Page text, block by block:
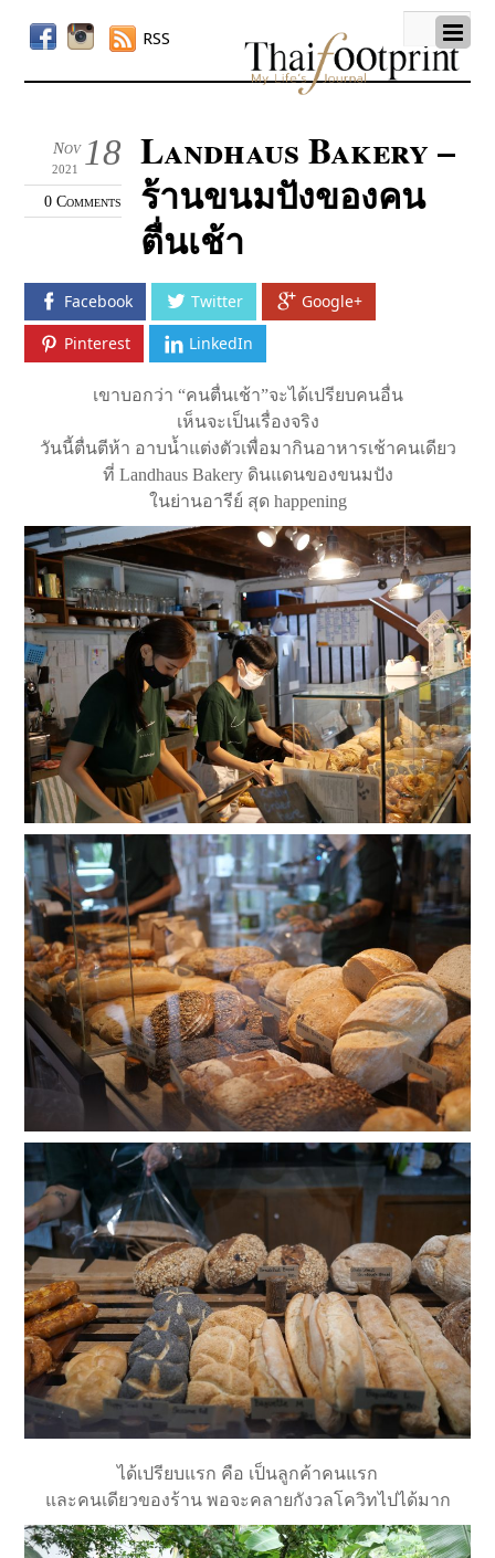
RSS
18
Nov
2021
0 Comments
Landhaus Bakery –
ร้านขนมปังของคน
ตื่นเช้า
Facebook Twitter Google+
Pinterest LinkedIn
เขาบอกว่า “คนตื่นเช้า”จะได้เปรียบคนอื่น
เห็นจะเป็นเรื่องจริง
วันนี้ตื่นตีห้า อาบน้ำแต่งตัวเพื่อมากินอาหารเช้าคนเดียว
ที่ Landhaus Bakery ดินแดนของขนมปัง
ในย่านอารีย์ สุด happening
ได้เปรียบแรก คือ เป็นลูกค้าคนแรก
และคนเดียวของร้าน พอจะคลายกังวลโควิทไปได้มาก